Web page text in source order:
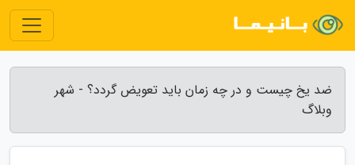
ضد یخ چیست و در چه زمان باید تعویض گردد؟ - شهر
وبلاگ